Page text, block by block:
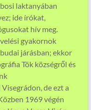
laktanyában
ide írókat,
hív meg.
gyakornok
járásban; ekkor
Tök községről és
de ezt a
1969 végén